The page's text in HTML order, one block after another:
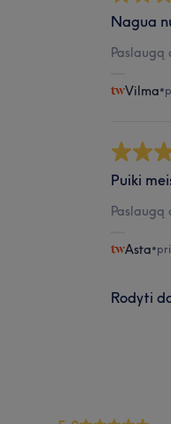
Nagua
Paslaugą
Vilma•
Puiki
Paslaugą
Asta•
Rodyti